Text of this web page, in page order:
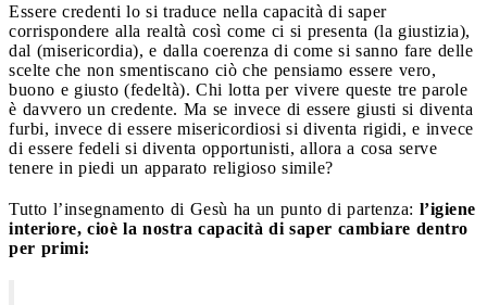
Essere credenti lo si traduce nella capacità di saper
corrispondere alla realtà così come ci si presenta (la giustizia),
dal (misericordia), e dalla coerenza di come si sanno fare delle
scelte che non smentiscano ciò che pensiamo essere vero,
buono e giusto (fedeltà). Chi lotta per vivere queste tre parole
è davvero un credente. Ma se invece di essere giusti si diventa
furbi, invece di essere misericordiosi si diventa rigidi, e invece
di essere fedeli si diventa opportunisti, allora a cosa serve
tenere in piedi un apparato religioso simile?
Tutto l’insegnamento di Gesù ha un punto di partenza: l’igiene
interiore, cioè la nostra capacità di saper cambiare dentro
per primi: